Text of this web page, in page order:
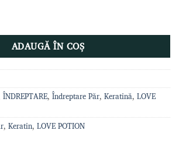
AGUA DE ARROZ, 1 L, LOVE POTION
ADAUGĂ ÎN COȘ
ÎNDREPTARE, Îndreptare Păr, Keratină, LOVE
, Keratin, LOVE POTION